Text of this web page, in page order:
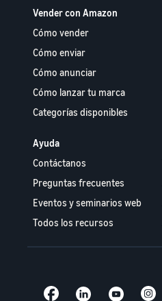
Vender con Amazon
Cómo vender
Cómo enviar
Cómo anunciar
Cómo lanzar tu marca
Categorías disponibles
Ayuda
Contáctanos
Preguntas frecuentes
Eventos y seminarios web
Todos los recursos